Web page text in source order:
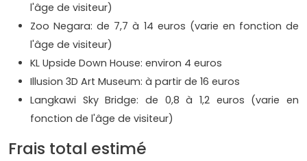
l'âge de visiteur)
Zoo Negara: de 7,7 à 14 euros (varie en fonction de
l'âge de visiteur)
KL Upside Down House: environ 4 euros
Illusion 3D Art Museum: à partir de 16 euros
Langkawi Sky Bridge: de 0,8 à 1,2 euros (varie en
fonction de l'âge de visiteur)
Frais total estimé